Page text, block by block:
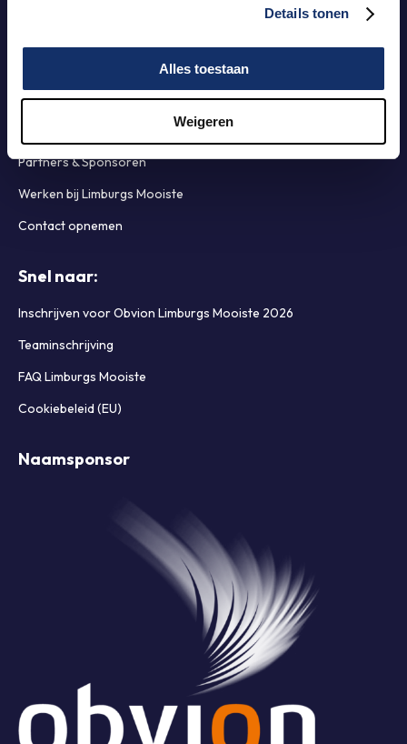
Details tonen
Alles toestaan
Weigeren
Organisatie
Historie Limburgs Mooiste
Partners & Sponsoren
Werken bij Limburgs Mooiste
Snel naar:
Inschrijven voor Obvion Limburgs Mooiste 2026
Teaminschrijving
FAQ Limburgs Mooiste